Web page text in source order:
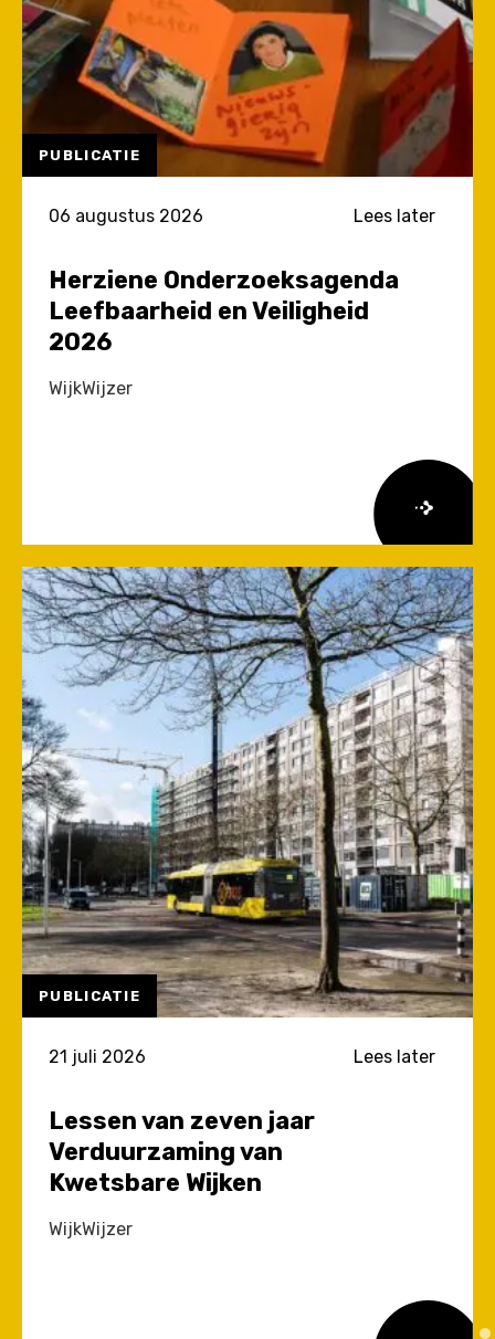
PUBLICATIE
06 augustus 2026 Lees later
Herziene Onderzoeksagenda
Leefbaarheid en Veiligheid
2026
WijkWijzer
meer
over
Herziene
Onderzoeksagenda
Leefbaarheid
en
Veiligheid
2026
PUBLICATIE
21 juli 2026 Lees later
Lessen van zeven jaar
Verduurzaming van
Kwetsbare Wijken
WijkWijzer